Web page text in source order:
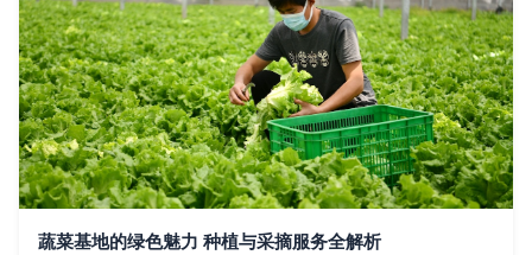
蔬菜基地的绿色魅力 种植与采摘服务全解析